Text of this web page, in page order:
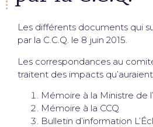
Les différents documents qui
par la C.C.Q. le 8 juin 2015.
Les correspondances au
traitent des impacts
Mémoire à la Ministre de
Mémoire à la CCQ
Bulletin d’information